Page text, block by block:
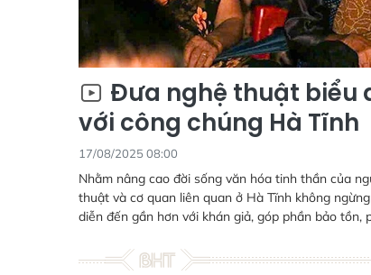
Đưa nghệ thuật biểu
với công chúng Hà Tĩnh
17/08/2025 08:00
Nhằm nâng cao đời sống văn hóa tinh thần của
thuật và cơ quan liên quan ở Hà Tĩnh không
diễn đến gần hơn với khán giả, góp phần bảo